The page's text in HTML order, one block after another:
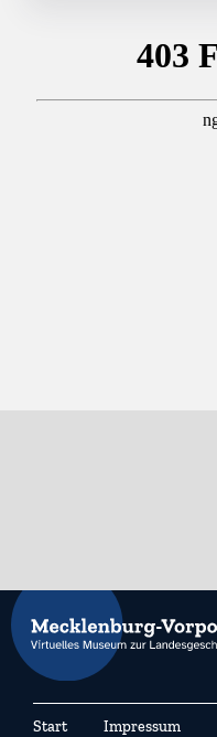
Start Impressum